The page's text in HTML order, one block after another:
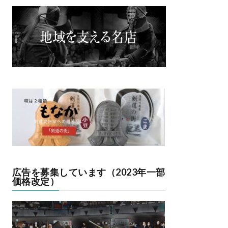
広告を募集しています（2023年一部
価格改定）